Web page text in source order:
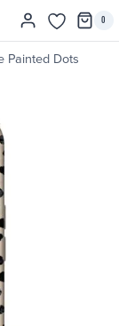
0
Painted Dots